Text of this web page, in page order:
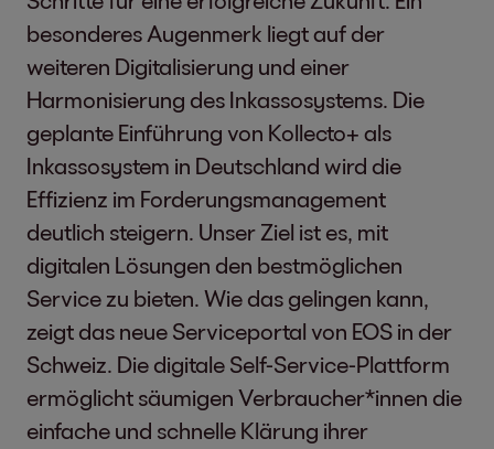
besonderes Augenmerk liegt auf der
weiteren Digitalisierung und einer
Harmonisierung des Inkassosystems. Die
geplante Einführung von Kollecto+ als
Inkassosystem in Deutschland wird die
Effizienz im Forderungsmanagement
deutlich steigern. Unser Ziel ist es, mit
digitalen Lösungen den bestmöglichen
Service zu bieten. Wie das gelingen kann,
zeigt das neue Serviceportal von EOS in der
Schweiz. Die digitale Self-Service-Plattform
ermöglicht säumigen Verbraucher*innen die
einfache und schnelle Klärung ihrer